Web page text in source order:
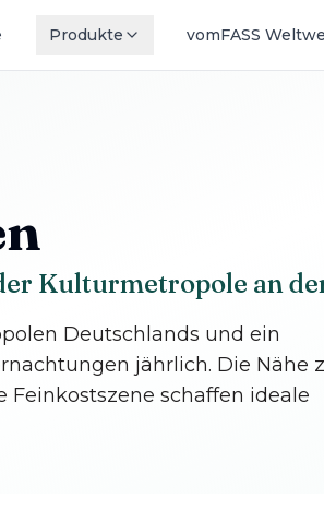
Produkte vomFASS
Kulturmetropole an
Deutschlands und ein
jährlich. Die Nähe
schaffen ideale